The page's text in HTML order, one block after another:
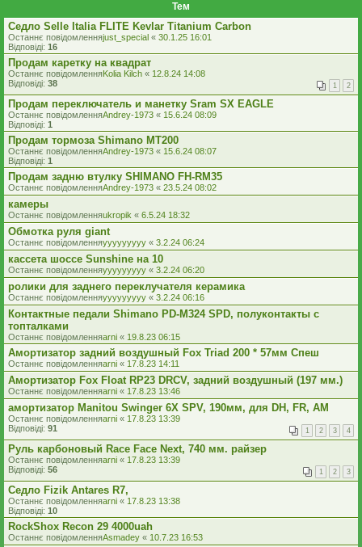
Тем
Седло Selle Italia FLITE Kevlar Titanium Carbon
Останнє повідомленняjust_special « 30.1.25 16:01
Відповіді: 16
Продам каретку на квадрат
Останнє повідомленняKolia Kilch « 12.8.24 14:08
Відповіді: 38 1 2
Продам переключатель и манетку Sram SX EAGLE
Останнє повідомленняAndrey-1973 « 15.6.24 08:09
Відповіді: 1
Продам тормоза Shimano MT200
Останнє повідомленняAndrey-1973 « 15.6.24 08:07
Відповіді: 1
Продам задню втулку SHIMANO FH-RM35
Останнє повідомленняAndrey-1973 « 23.5.24 08:02
камеры
Останнє повідомленняukropik « 6.5.24 18:32
Обмотка руля giant
Останнє повідомленняyyyyyyyyy « 3.2.24 06:24
кассета шоссе Sunshine на 10
Останнє повідомленняyyyyyyyyy « 3.2.24 06:20
ролики для заднего переклучателя керамика
Останнє повідомленняyyyyyyyyy « 3.2.24 06:16
Контактные педали Shimano PD-M324 SPD, полуконтакты с
топталками
Останнє повідомленняarni « 19.8.23 06:15
Амортизатор задний воздушный Fox Triad 200 * 57мм Спеш
Останнє повідомленняarni « 17.8.23 14:11
Амортизатор Fox Float RP23 DRCV, задний воздушный (197 мм.)
Останнє повідомленняarni « 17.8.23 13:46
амортизатор Manitou Swinger 6X SPV, 190мм, для DH, FR, AM
Останнє повідомленняarni « 17.8.23 13:39
Відповіді: 91 1 2 3 4
Руль карбоновый Race Face Next, 740 мм. райзер
Останнє повідомленняarni « 17.8.23 13:39
Відповіді: 56 1 2 3
Седло Fizik Antares R7,
Останнє повідомленняarni « 17.8.23 13:38
Відповіді: 10
RockShox Recon 29 4000uah
Останнє повідомленняAsmadey « 10.7.23 16:53